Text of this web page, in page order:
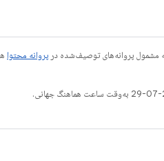
مشمول پروانه‌های توصیف‌شده در پروانه محتوا